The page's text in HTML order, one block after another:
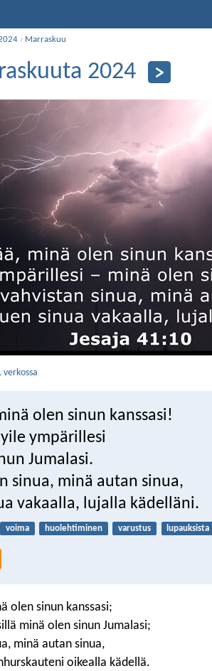
› Marraskuu
2024
verkossa
olen sinun kanssasi!
ympärillesi
Jumalasi.
sinua, minä autan sinua,
vakaalla, lujalla kädelläni.
voima huolehtiminen varustus lupauksista
olen sinun kanssasi;
minä olen sinun Jumalasi;
minä autan sinua,
oikealla kädellä.